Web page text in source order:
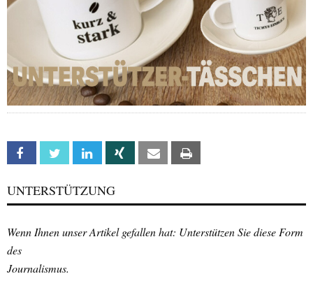
Facebook Twitter Linkedin Xing Email
UNTERSTÜTZUNG
Wenn Ihnen unser Artikel gefallen hat: Unterstützen Sie diese Form
des
Journalismus.